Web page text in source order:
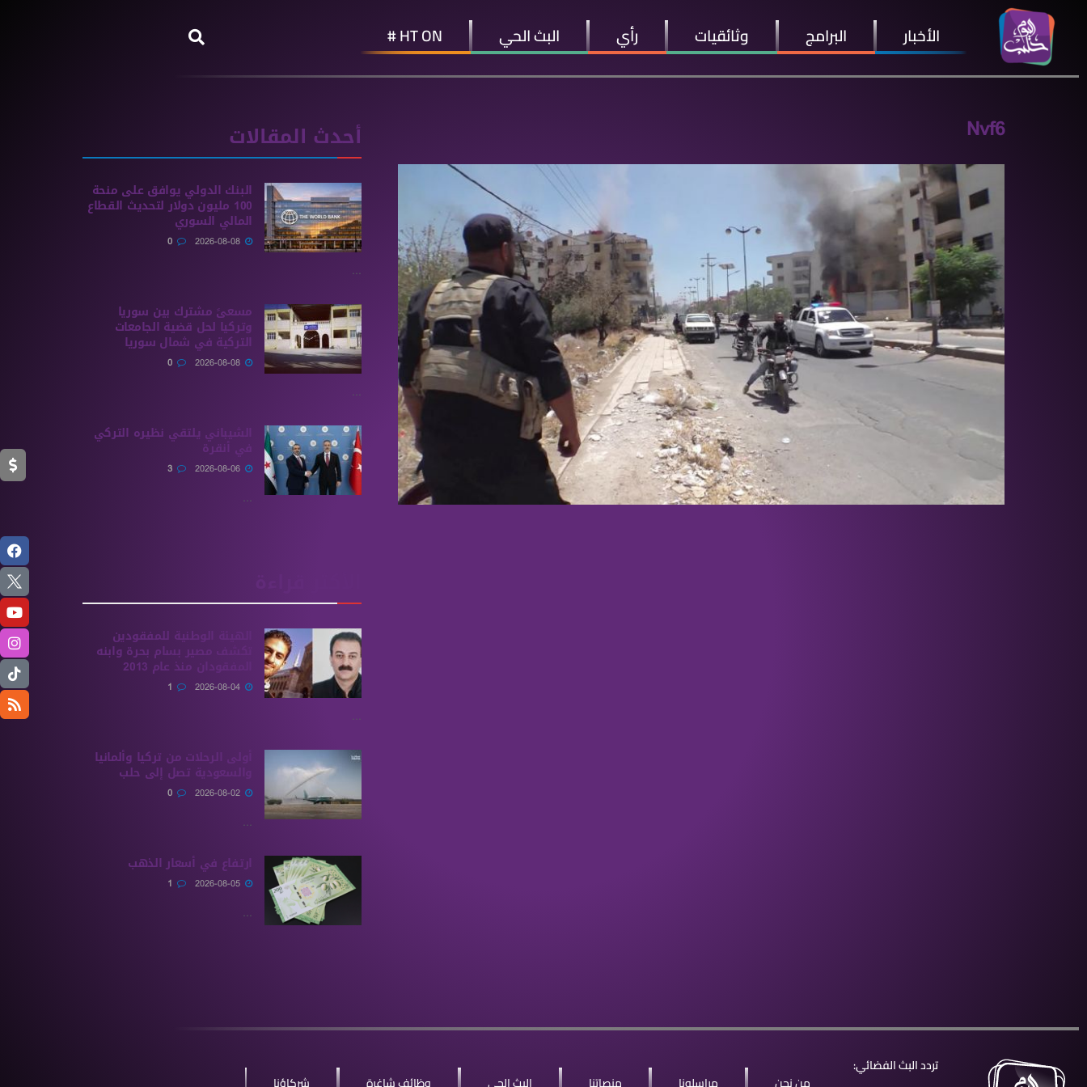
الأخبار البرامج وثائقيات رأي البث الحي HT ON #
Nvf6 أحدث المقالات
البنك الدولي يوافق على منحة
100 مليون دولار لتحديث القطاع
المالي السوري
...
مسعىً مشترك بين سوريا
وتركيا لحل قضية الجامعات
التركية في شمال سوريا
...
الشيباني يلتقي نظيره التركي
في أنقرة
...
الهيئة الوطنية للمفقودين
تكشف مصير بسام بحرة وابنه
المفقودان منذ عام 2013
...
أولى الرحلات من ‏تركيا وألمانيا
والسعودية تصل إلى حلب
...
ارتفاع في أسعار الذهب
...
تردد البث الفضائي: